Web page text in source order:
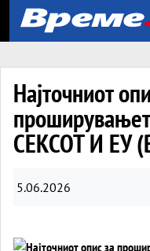
Најточниот
СЕКСОТ И ЕУ
5.06.2026